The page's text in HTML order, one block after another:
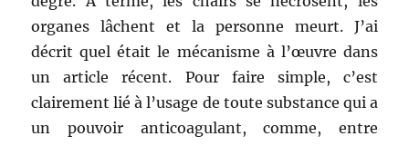
organes lâchent et la personne meurt. J’ai
décrit quel était le mécanisme à l’œuvre dans
un article récent. Pour faire simple, c’est
clairement lié à l’usage de toute substance qui a
un pouvoir anticoagulant, comme, entre